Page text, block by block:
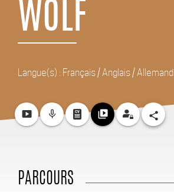
WOLF
Langue(s) : Français / Anglais / Allemand
smart_display mic_none video_library share
PARCOURS